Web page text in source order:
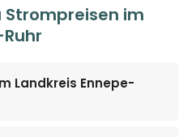
Strompreisen im
Landkreis Ennepe-